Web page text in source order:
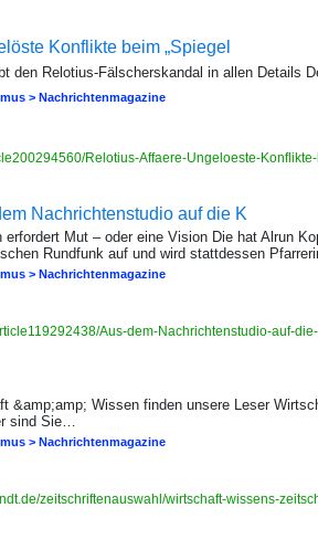
Konflikte beim „Spiegel
den Relotius-Fälscherskandal in allen Details
> Nachrichtenmagazine
Relotius-Affaere-Ungeloeste-
Nachrichtenstudio auf die K
erfordert Mut – oder eine Vision Die hat Alrun
Rundfunk auf und wird stattdessen
> Nachrichtenmagazine
Aus-dem-Nachrichtenstudio-auf-
&amp;amp; Wissen finden unsere Leser
sind Sie…
> Nachrichtenmagazine
zeitschriftenauswahl/wirtschaft-wissens-